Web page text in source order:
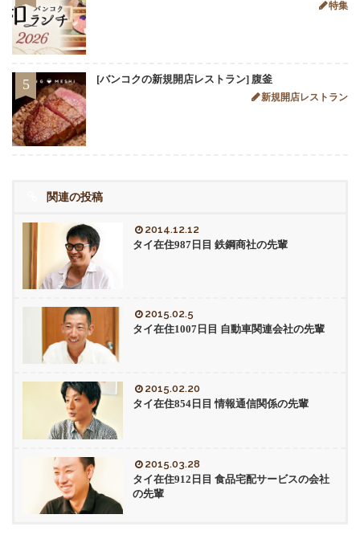
特集
5 [バンコクの新規開店レストラン] 腹釜
新規開店レストラン
関連の投稿
2014.12.12
タイ在住987日目 鉄鋼商社の先輩
2015.02.5
タイ在住1007日目 自動車関連会社の先輩
2015.02.20
タイ在住854日目 情報通信関係の先輩
2015.03.28
タイ在住912日目 食品宅配サービスの会社
の先輩